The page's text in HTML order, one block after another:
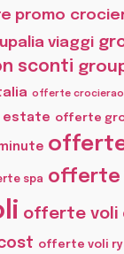
promo
viaggi
sconti
offerte
offerte
spa offerte
offerte voli
offerte voli